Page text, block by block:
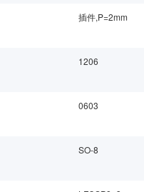
插件,P=2mm
1206
0603
SO-8